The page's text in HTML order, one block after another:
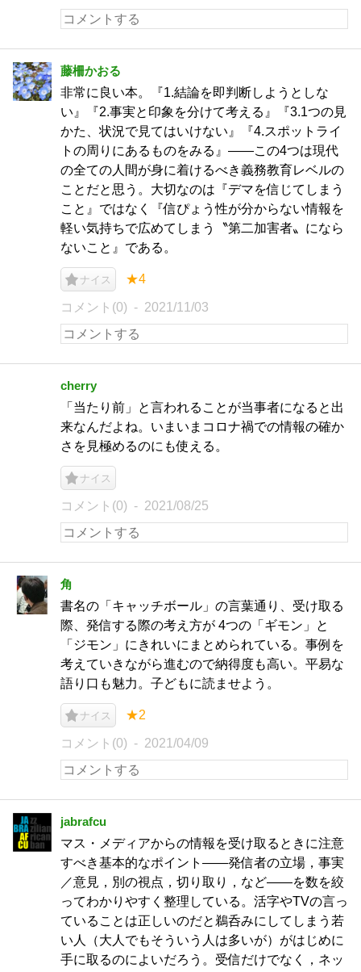
藤柵かおる
非常に良い本。『1.結論を即判断しようとしな
い』『2.事実と印象を分けて考える』『3.1つの見
かた、状況で見てはいけない』『4.スポットライ
トの周りにあるものをみる』――この4つは現代
の全ての人間が身に着けるべき義務教育レベルの
ことだと思う。大切なのは『デマを信じてしまう
こと』ではなく『信ぴょう性が分からない情報を
軽い気持ちで広めてしまう〝第二加害者〟になら
ないこと』である。
ナイス ★4
コメント(0) 2021/11/03
cherry
「当たり前」と言われることが当事者になると出
来なんだよね。いまいまコロナ禍での情報の確か
さを見極めるのにも使える。
ナイス
コメント(0) 2021/08/25
角
書名の「キャッチボール」の言葉通り、受け取る
際、発信する際の考え方が 4つの「ギモン」と
「ジモン」にきれいにまとめられている。事例を
考えていきながら進むので納得度も高い。平易な
語り口も魅力。子どもに読ませよう。
ナイス ★2
コメント(0) 2021/04/09
jabrafcu
マス・メディアからの情報を受け取るときに注意
すべき基本的なポイント――発信者の立場，事実
／意見，別の視点，切り取り，など――を数を絞
ってわかりやすく整理している。活字やTVの言っ
ていることは正しいのだと鵜呑みにしてしまう若
い人（大人でもそういう人は多いが）がはじめに
手に取るのによいだろう。受信だけでなく，ネッ